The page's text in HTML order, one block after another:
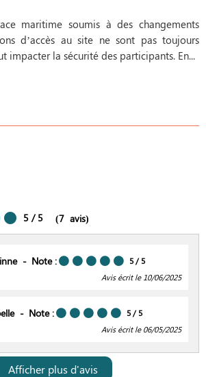
maritime soumis à des changements
d’accès au site ne sont pas toujours
impacter la sécurité des participants. En...
5 / 5 (7 avis)
Note : 5 / 5
Avis écrit le 10/06/2025
Note : 5 / 5
Avis écrit le 06/05/2025
Afficher plus d'avis